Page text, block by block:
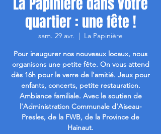
quartier : une fête !
sam. 29 avr.
  |
La Papinière
Pour inaugurer nos nouveaux locaux, nous
organisons une petite fête. On vous attend
dès 16h pour le verre de l'amitié. Jeux pour
enfants, concerts, petite restauration.
Ambiance familiale. Avec le soutien de
l'Administration Communale d'Aiseau-
Presles, de la FWB, de la Province de
Hainaut.